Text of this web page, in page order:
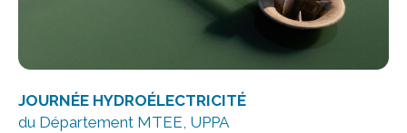
JOURNÉE HYDROÉLECTRICITÉ
du Département MTEE, UPPA